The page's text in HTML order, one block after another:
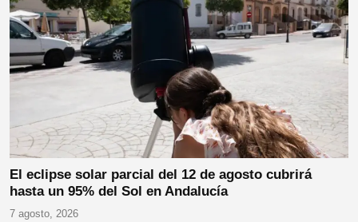
El eclipse solar parcial del 12 de agosto cubrirá
hasta un 95% del Sol en Andalucía
7 agosto, 2026